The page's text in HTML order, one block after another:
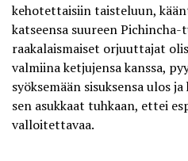
kehotettaisiin taisteluun,
katseensa suureen Pichincha-
raakalaismaiset orjuuttajat
valmiina ketjujensa kanssa,
syöksemään sisuksensa ulos
sen asukkaat tuhkaan, ettei
valloitettavaa.